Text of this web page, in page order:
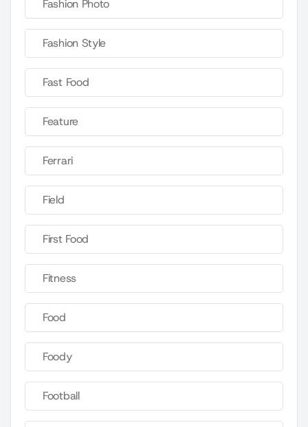
Fashion Photo
Fashion Style
Fast Food
Feature
Ferrari
Field
First Food
Fitness
Food
Foody
Football